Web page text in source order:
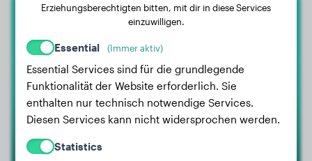
Berner Sennenhund
U'DJANGO
Erziehungsberechtigten bitten, mit dir in diese Services
einzuwilligen.
Essential (Immer aktiv)
Essential Services sind für die grundlegende
Funktionalität der Website erforderlich. Sie
enthalten nur technisch notwendige Services.
Diesen Services kann nicht widersprochen werden.
Statistics